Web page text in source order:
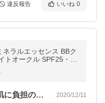
違反報告 いいね 0
ラルエッセンス BBク
トオークル SPF25・PA
マスク生活となりベースを肌に負担の少な… 2020/12/11